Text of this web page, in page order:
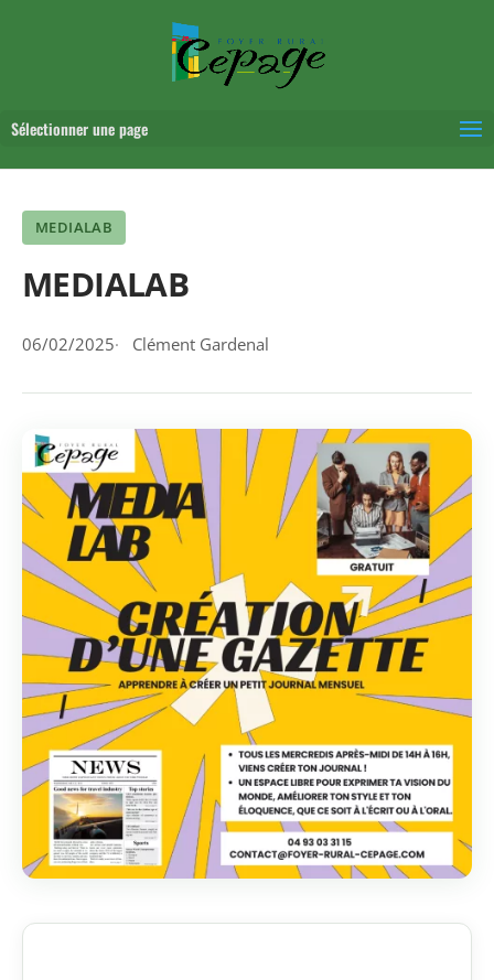
Sélectionner une page
MEDIALAB
MEDIALAB
06/02/2025 Clément Gardenal